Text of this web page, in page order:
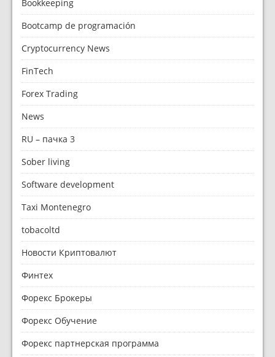
Bookkeeping
Bootcamp de programación
Cryptocurrency News
FinTech
Forex Trading
News
RU – пачка 3
Sober living
Software development
Taxi Montenegro
tobacoltd
Новости Криптовалют
Финтех
Форекс Брокеры
Форекс Обучение
Форекс партнерская программа